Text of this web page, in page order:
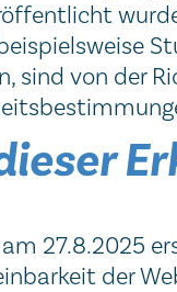
sind von der
27.8.2025
der